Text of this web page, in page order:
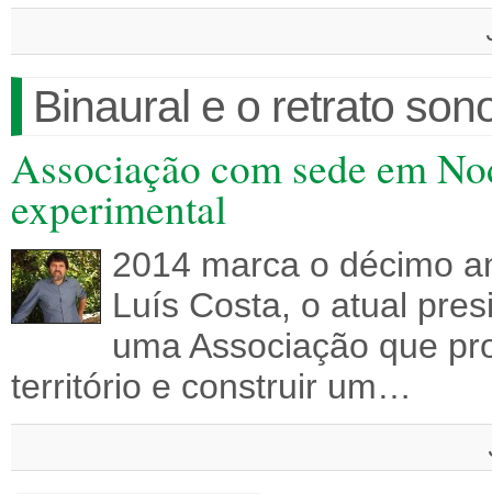
Binaural e o retrato
Associação com sede em
experimental
2014 marca o décimo
Luís Costa, o atual
uma Associação que
território e construir um…